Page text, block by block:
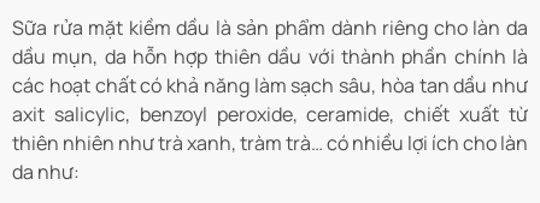
Sữa rửa mặt kiềm dầu là sản phẩm dành riêng cho làn da
dầu mụn, da hỗn hợp thiên dầu với thành phần chính là
các hoạt chất có khả năng làm sạch sâu, hòa tan dầu như
axit salicylic, benzoyl peroxide, ceramide, chiết xuất từ
thiên nhiên như trà xanh, tràm trà… có nhiều lợi ích cho làn
da như: